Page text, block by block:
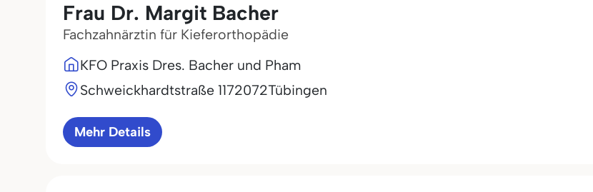
Frau Dr. Margit Bacher
Fachzahnärztin für Kieferorthopädie
KFO Praxis Dres. Bacher und Pham
Schweickhardtstraße 1172072Tübingen
Mehr Details